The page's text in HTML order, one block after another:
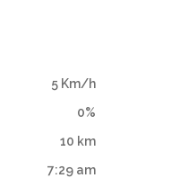
5 Km/h
0%
10 km
7:29 am